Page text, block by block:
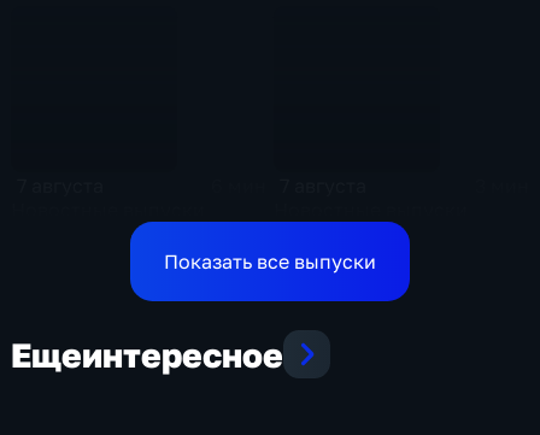
Показать все выпуски
Ещеинтересное